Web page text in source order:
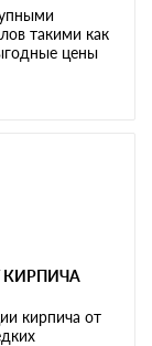
такими как
цены
кирпича от